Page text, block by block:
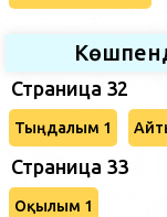
Страница 32
Тыңдалым 1
Страница 33
Оқылым 1